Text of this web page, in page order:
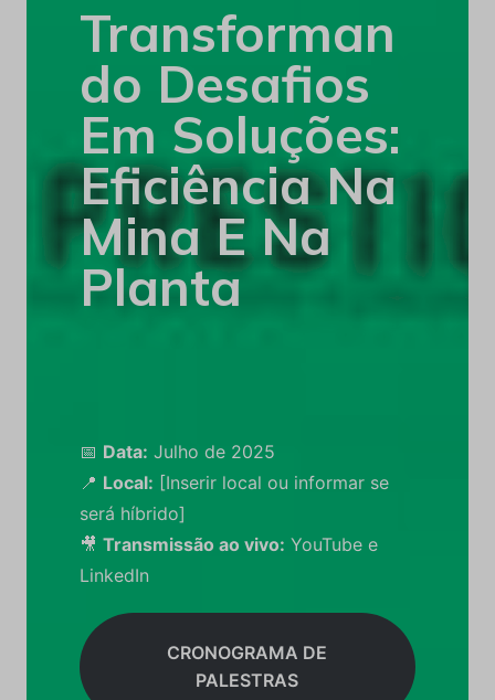
Transforman
Do Desafios
Em Soluções:
Eficiência Na
Mina E Na
Planta
📅 Data: Julho de 2025
📍 Local: [Inserir local ou informar se
será híbrido]
🎥 Transmissão ao vivo: YouTube e
LinkedIn
CRONOGRAMA DE
PALESTRAS